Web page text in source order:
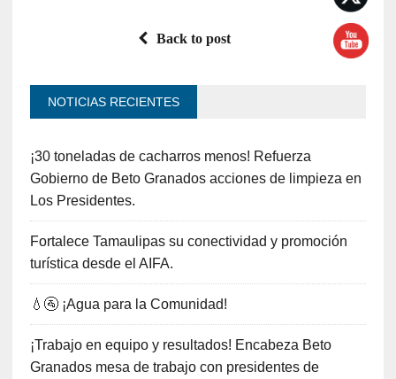
Back to post
NOTICIAS RECIENTES
¡30 toneladas de cacharros menos! Refuerza
Gobierno de Beto Granados acciones de limpieza en
Los Presidentes.
Fortalece Tamaulipas su conectividad y promoción
turística desde el AIFA.
💧🚰 ¡Agua para la Comunidad!
¡Trabajo en equipo y resultados! Encabeza Beto
Granados mesa de trabajo con presidentes de